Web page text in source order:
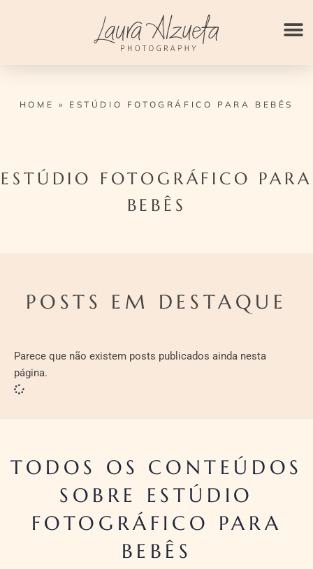
HOME » ESTÚDIO FOTOGRÁFICO PARA BEBÊS
ESTÚDIO FOTOGRÁFICO PARA
BEBÊS
POSTS EM DESTAQUE
Parece que não existem posts publicados ainda nesta
página.
TODOS OS CONTEÚDOS
SOBRE ESTÚDIO
FOTOGRÁFICO PARA
BEBÊS